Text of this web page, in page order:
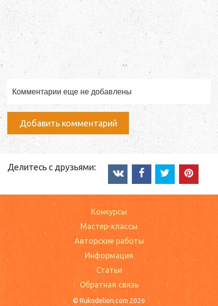
Комментарии еще не добавлены
Добавить комментарий
Делитесь с друзьями:
Конкурсы
Мастер-классы
Авторские работы
Информация
Статьи
Обратная связь
© Rukodelion.com 2026